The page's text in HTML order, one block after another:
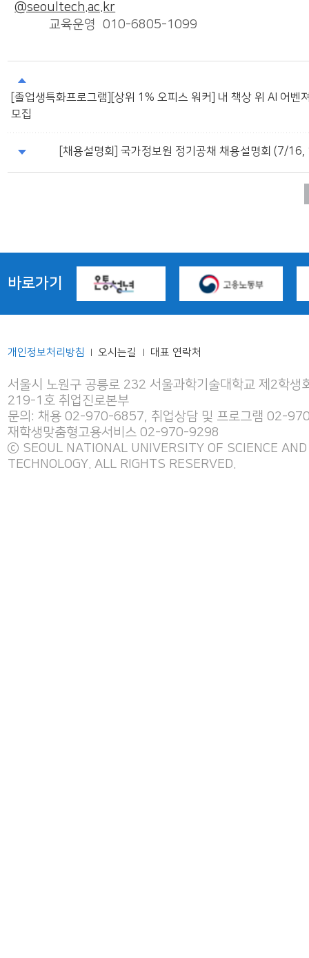
@seoultech.ac.kr
교육운영 010-6805-1099
[졸업생특화프로그램][상위 1% 오피스 워커] 내 책상 위 AI 어벤
모집
[채용설명회] 국가정보원 정기공채 채용설명회 (7/
바로가기
개인정보처리방침 | 오시는길 | 대표 연락처
서울시 노원구 공릉로 232 서울과학기술대학교 제2학생
219-1호 취업진로본부
문의: 채용 02-970-6857, 취업상담 및 프로그램 02-
재학생맞춤형고용서비스 02-970-9298
ⓒ SEOUL NATIONAL UNIVERSITY OF SCIENCE AND
TECHNOLOGY. ALL RIGHTS RESERVED.